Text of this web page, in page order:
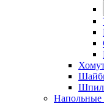
Напольные